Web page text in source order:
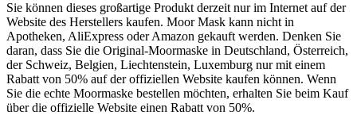
Sie können dieses großartige Produkt derzeit nur im Internet auf der
Website des Herstellers kaufen. Moor Mask kann nicht in
Apotheken, AliExpress oder Amazon gekauft werden. Denken Sie
daran, dass Sie die Original-Moormaske in Deutschland, Österreich,
der Schweiz, Belgien, Liechtenstein, Luxemburg nur mit einem
Rabatt von 50% auf der offiziellen Website kaufen können. Wenn
Sie die echte Moormaske bestellen möchten, erhalten Sie beim Kauf
über die offizielle Website einen Rabatt von 50%.